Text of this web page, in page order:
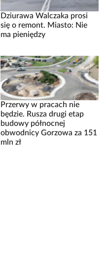
Dziurawa Walczaka prosi
się o remont. Miasto: Nie
ma pieniędzy
Przerwy w pracach nie
będzie. Rusza drugi etap
budowy północnej
obwodnicy Gorzowa za 151
mln zł